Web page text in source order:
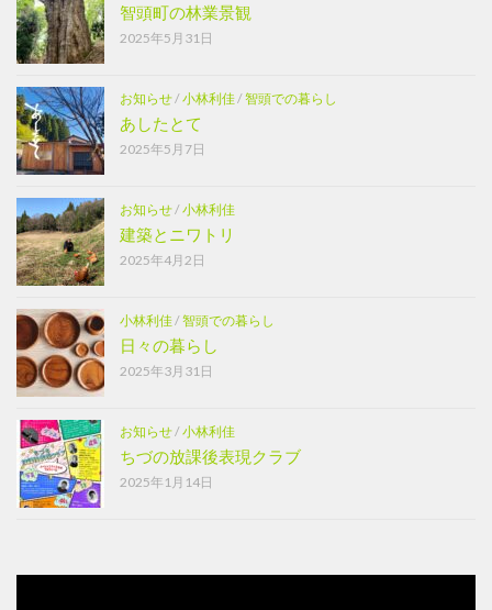
智頭町の林業景観
2025年5月31日
お知らせ/小林利佳/智頭での暮らし
あしたとて
2025年5月7日
お知らせ/小林利佳
建築とニワトリ
2025年4月2日
小林利佳/智頭での暮らし
日々の暮らし
2025年3月31日
お知らせ/小林利佳
ちづの放課後表現クラブ
2025年1月14日